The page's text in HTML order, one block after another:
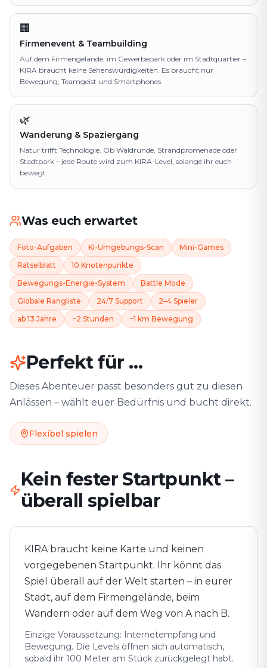
🏢
Firmenevent & Teambuilding
Auf dem Firmengelände, im Gewerbepark oder im Stadtquartier –
KIRA braucht keine Sehenswürdigkeiten. Es braucht nur
Bewegung, Teamgeist und Smartphones.
🌿
Wanderung & Spaziergang
Natur trifft Technologie. Ob Waldrunde, Strandpromenade oder
Stadtpark – jede Route wird zum KIRA-Level, solange ihr euch
bewegt.
Was euch erwartet
Foto-Aufgaben KI-Umgebungs-Scan
Mini-Games
Rätselblatt
10 Knotenpunkte
Bewegungs-Energie-System
Battle Mode
Globale Rangliste
24/7 Support
2–4 Spieler
ab 13 Jahre
~2 Stunden ~1 km Bewegung
Perfekt für …
Dieses Abenteuer passt besonders gut zu diesen
Anlässen – wählt euer Bedürfnis und bucht direkt.
Flexibel spielen
Kein fester Startpunkt –
überall spielbar
KIRA braucht keine Karte und keinen
vorgegebenen Startpunkt. Ihr könnt das
Spiel überall auf der Welt starten – in eurer
Stadt, auf dem Firmengelände, beim
Wandern oder auf dem Weg von A nach B.
Einzige Voraussetzung: Internetempfang und
Bewegung. Die Levels öffnen sich automatisch,
sobald ihr 100 Meter am Stück zurückgelegt habt.